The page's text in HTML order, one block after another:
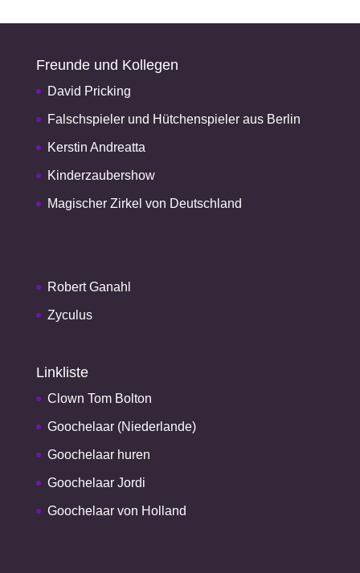
Freunde und Kollegen
David Pricking
Falschspieler und Hütchenspieler aus Berlin
Kerstin Andreatta
Kinderzaubershow
Magischer Zirkel von Deutschland
Robert Ganahl
Zyculus
Linkliste
Clown Tom Bolton
Goochelaar (Niederlande)
Goochelaar huren
Goochelaar Jordi
Goochelaar von Holland